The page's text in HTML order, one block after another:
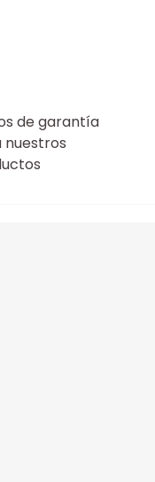
de garantía
nuestros